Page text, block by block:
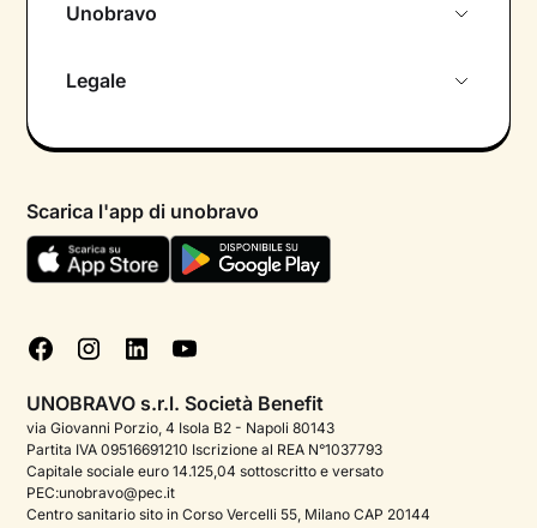
Unobravo
Psicologo in chat
Aiuto urgente
FAQ
Podcast di psicologia
Corporate
Psicologo italiano all'estero
Legale
Termini e condizioni
Informativa Privacy
Cookie policy
Gestisci cookie
Scarica l'app di unobravo
UNOBRAVO s.r.l. Società Benefit
via Giovanni Porzio, 4 Isola B2 - Napoli 80143
Partita IVA 09516691210 Iscrizione al REA N°1037793
Capitale sociale euro 14.125,04 sottoscritto e versato
PEC:unobravo@pec.it
Centro sanitario sito in Corso Vercelli 55, Milano CAP 20144